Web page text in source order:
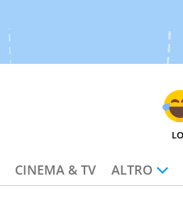
CINEMA & TV ALTRO